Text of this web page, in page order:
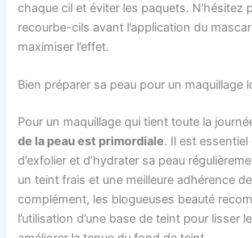
chaque cil et éviter les paquets. N’hésitez
recourbe-cils avant l’application du
maximiser l’effet.
Bien préparer sa peau pour un maquillage
Pour un maquillage qui tient toute la
de la peau est primordiale. Il est
d’exfolier et d’hydrater sa peau
un teint frais et une meilleure adhérence
complément, les blogueuses beauté
l’utilisation d’une base de teint pour lisser